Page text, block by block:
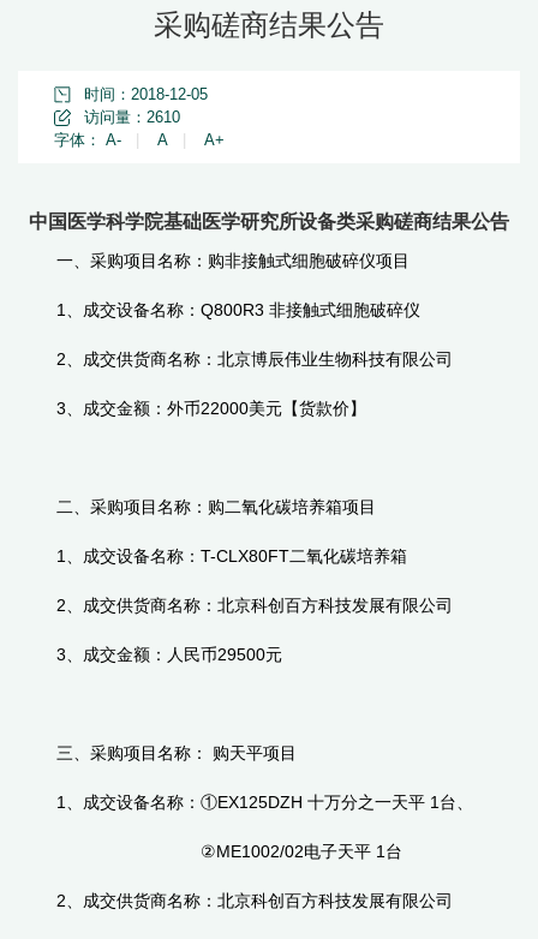
采购磋商结果公告
时间：2018-12-05
访问量： 2610
字体： A- A A+
中国医学科学院基础医学研究所设备类采购磋商结果公告
一、采购项目名称：购非接触式细胞破碎仪项目
1、成交设备名称：Q800R3 非接触式细胞破碎仪
2、成交供货商名称：北京博辰伟业生物科技有限公司
3、成交金额：外币22000美元【货款价】
二、采购项目名称：购二氧化碳培养箱项目
1、成交设备名称：T-CLX80FT二氧化碳培养箱
2、成交供货商名称：北京科创百方科技发展有限公司
3、成交金额： 人民币29500元
三、采购项目名称： 购天平项目
1、成交设备名称：①EX125DZH 十万分之一天平 1台、
②ME1002/02电子天平 1台
2、成交供货商名称：北京科创百方科技发展有限公司